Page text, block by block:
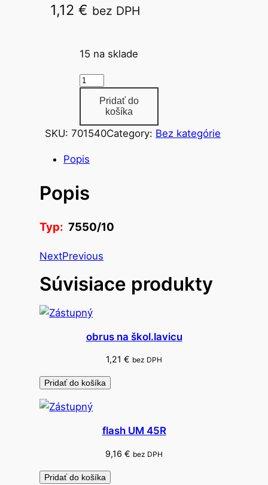
1,12€ bez DPH
15 na sklade
m
ž
s
t
o
p
p
o
a
p
r
a
Pridať do
košíka
SKU: 701540Category: Bez kategórie
Popis
Popis
Typ:7550/10
NextPrevious
Súvisiace produkty
obrus na škol.lavicu
1,21 € bez DPH
Pridať do košíka
flash UM 45R
9,16 € bez DPH
Pridať do košíka